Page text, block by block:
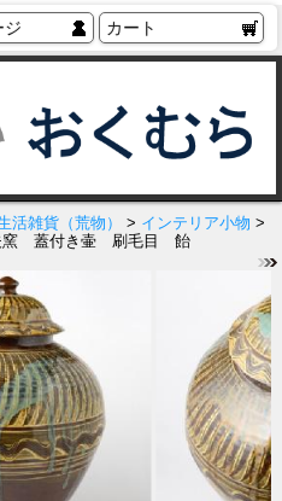
ジ カート
活雑貨（荒物） > インテリア小物 >
窯 蓋付き壷 刷毛目 飴